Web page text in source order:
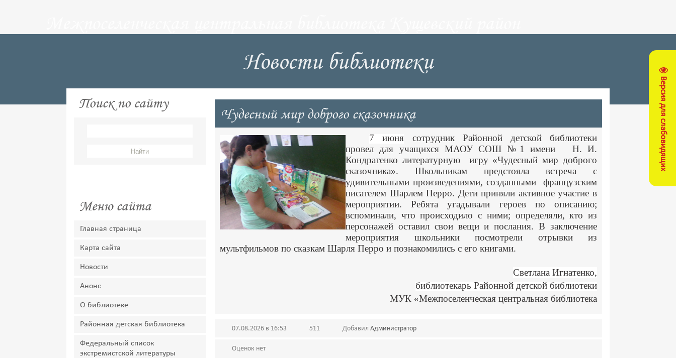
Версия для слабовидящих
Новости библиотеки
Поиск по сайту
Меню сайта
Главная страница
Карта сайта
Новости
Анонс
О библиотеке
Районная детская библиотека
Федеральный список
экстремистской литературы
Чудесный мир доброго сказочника
7 июня сотрудник Районной детской библиотеки
провел для учащихся МАОУ СОШ №1 имени Н. И.
Кондратенко литературную игру «Чудесный мир доброго
сказочника». Школьникам предстояла встреча с
удивительными произведениями, созданными
французским
писателем Шарлем Перро. Дети приняли активное участие в
мероприятии. Ребята
угадывали героев по описанию;
вспоминали, что происходило с ними; определяли, кто из
персонажей оставил свои вещи и послания. В заключение
мероприятия школьники посмотрели отрывки из
мультфильмов по сказкам Шарля Перро и познакомились с его книгами.
Светлана Игнатенко,
библиотекарь Районной детской библиотеки
МУК «Межпоселенческая центральная библиотека
07.08.2026 в 16:53 511 Добавил Администратор
Оценок нет